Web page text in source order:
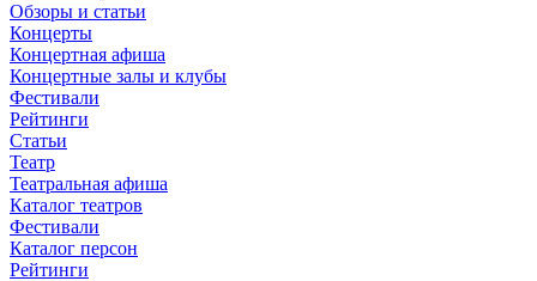
Обзоры и статьи
Концерты
Концертная афиша
Концертные залы и клубы
Фестивали
Рейтинги
Статьи
Театр
Театральная афиша
Каталог театров
Фестивали
Каталог персон
Рейтинги